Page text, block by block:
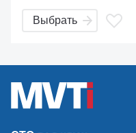
повышают надежность
Выбрать